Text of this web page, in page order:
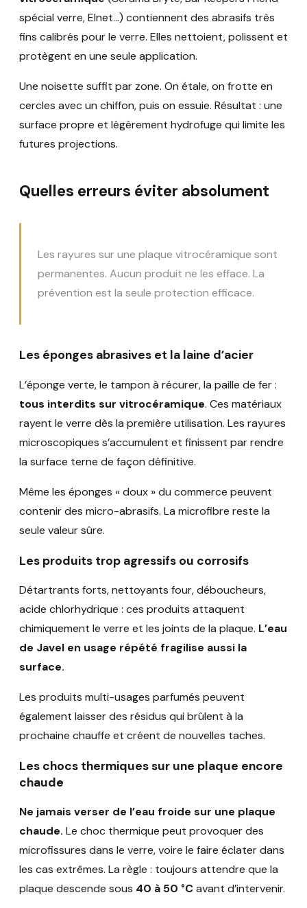
spécial verre, Elnet…) contiennent des abrasifs très
fins calibrés pour le verre. Elles nettoient, polissent et
protègent en une seule application.
Une noisette suffit par zone. On étale, on frotte en
cercles avec un chiffon, puis on essuie. Résultat : une
surface propre et légèrement hydrofuge qui limite les
futures projections.
Quelles erreurs éviter absolument
Les rayures sur une plaque vitrocéramique sont
permanentes. Aucun produit ne les efface. La
prévention est la seule protection efficace.
Les éponges abrasives et la laine d’acier
L’éponge verte, le tampon à récurer, la paille de fer :
tous interdits sur vitrocéramique. Ces matériaux
rayent le verre dès la première utilisation. Les rayures
microscopiques s’accumulent et finissent par rendre
la surface terne de façon définitive.
Même les éponges « doux » du commerce peuvent
contenir des micro-abrasifs. La microfibre reste la
seule valeur sûre.
Les produits trop agressifs ou corrosifs
Détartrants forts, nettoyants four, déboucheurs,
acide chlorhydrique : ces produits attaquent
chimiquement le verre et les joints de la plaque. L’eau
de Javel en usage répété fragilise aussi la
surface.
Les produits multi-usages parfumés peuvent
également laisser des résidus qui brûlent à la
prochaine chauffe et créent de nouvelles taches.
Les chocs thermiques sur une plaque encore
chaude
Ne jamais verser de l’eau froide sur une plaque
chaude. Le choc thermique peut provoquer des
microfissures dans le verre, voire le faire éclater dans
les cas extrêmes. La règle : toujours attendre que la
plaque descende sous 40 à 50 °Cavant d’intervenir.